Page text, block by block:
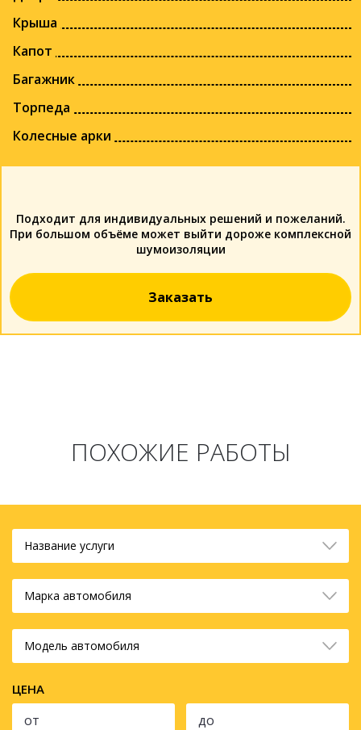
Крыша
Капот
Багажник
Торпеда
Колесные арки
Подходит для индивидуальных решений и пожеланий.
При большом объёме может выйти дороже комплексной
шумоизоляции
Заказать
ПОХОЖИЕ РАБОТЫ
Название услуги
Марка автомобиля
Модель автомобиля
ЦЕНА